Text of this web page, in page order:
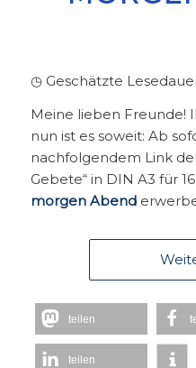
◷ Geschätzte
Meine lieben Freunde!
nun ist es soweit: Ab
nachfolgendem Link
Gebete“ in DIN A3 für
morgen Abend
teilen
teilen